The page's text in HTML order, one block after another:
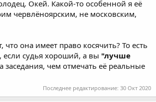
Окей. Какой-то особенной я её
червлёноярским, не московским,
что она имеет право косячить? То есть
судья хороший, а вы "лучше
заседания, чем отмечать её реальные
Последнее редактирование: 30 Окт 2020